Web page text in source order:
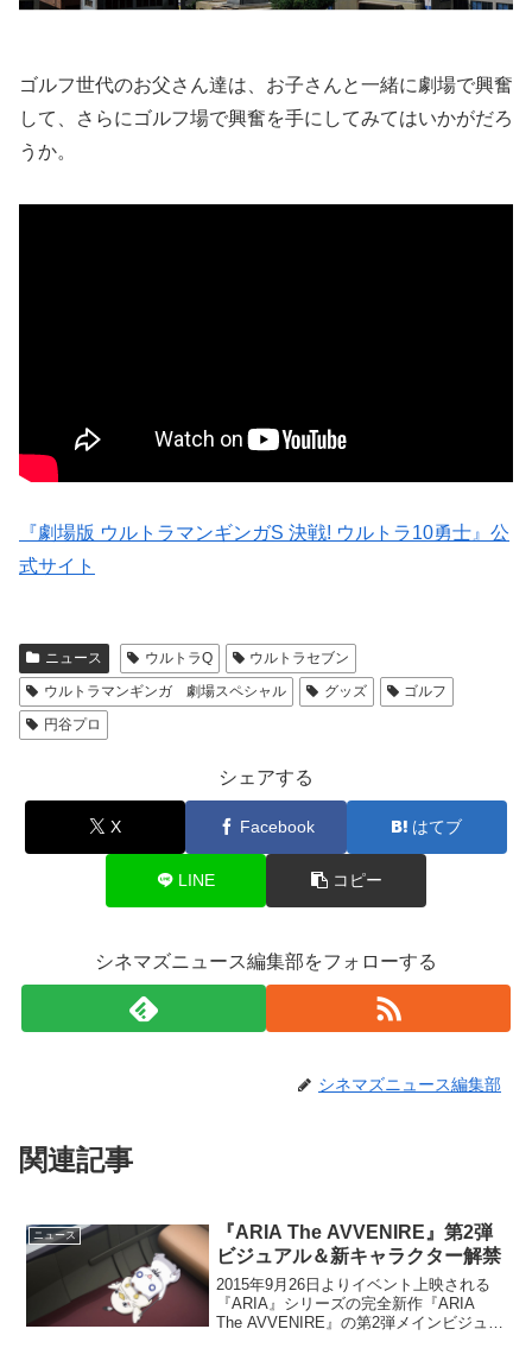
ゴルフ世代のお父さん達は、お子さんと一緒に劇場で興奮
して、さらにゴルフ場で興奮を手にしてみてはいかがだろ
うか。
『劇場版 ウルトラマンギンガS 決戦! ウルトラ10勇士』公
式サイト
ニュース ウルトラQ
ウルトラセブン
ウルトラマンギンガ 劇場スペシャル
グッズ
ゴルフ
円谷プロ
シェアする
X Facebook はてブ
LINE コピー
シネマズニュース編集部をフォローする
シネマズニュース編集部
関連記事
ニュース
『ARIA The AVVENIRE』第2弾
ビジュアル＆新キャラクター解禁
2015年9月26日よりイベント上映される
『ARIA』シリーズの完全新作『ARIA
The AVVENIRE』の第2弾メインビジュア